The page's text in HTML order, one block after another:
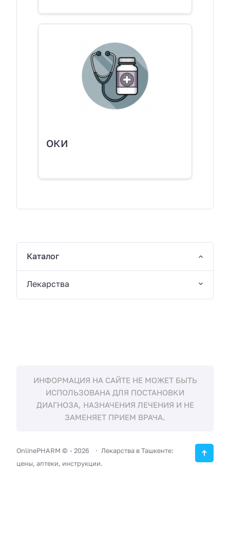
ОКИ
Каталог
Лекарства
ИНФОРМАЦИЯ НА САЙТЕ НЕ МОЖЕТ БЫТЬ
ИСПОЛЬЗОВАНА ДЛЯ ПОСТАНОВКИ
ДИАГНОЗА, НАЗНАЧЕНИЯ ЛЕЧЕНИЯ И НЕ
ЗАМЕНЯЕТ ПРИЕМ ВРАЧА.
OnlinePHARM © -2026
Лекарства в Ташкенте:
цены, аптеки, инструкции.